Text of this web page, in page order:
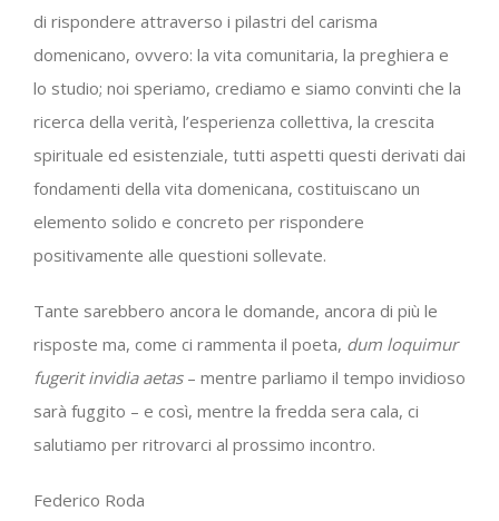
di rispondere attraverso i pilastri del carisma
domenicano, ovvero: la vita comunitaria, la preghiera e
lo studio; noi speriamo, crediamo e siamo convinti che la
ricerca della verità, l’esperienza collettiva, la crescita
spirituale ed esistenziale, tutti aspetti questi derivati dai
fondamenti della vita domenicana, costituiscano un
elemento solido e concreto per rispondere
positivamente alle questioni sollevate.
Tante sarebbero ancora le domande, ancora di più le
risposte ma, come ci rammenta il poeta, dum loquimur
fugerit invidia aetas– mentre parliamo il tempo invidioso
sarà fuggito – e così, mentre la fredda sera cala, ci
salutiamo per ritrovarci al prossimo incontro.
Federico Roda